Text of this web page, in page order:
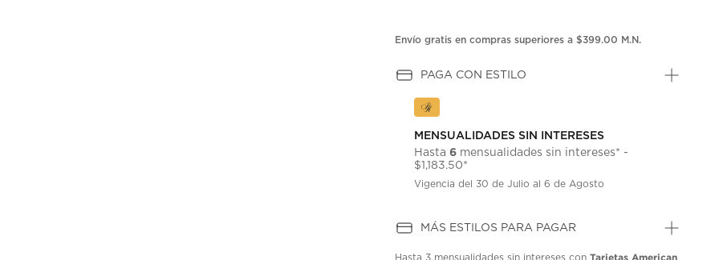
Envío gratis en compras superiores a $399.00 M.N.
PAGA CON ESTILO
MENSUALIDADES SIN INTERESES
Hasta6 mensualidades sin intereses* -
$1,183.50*
Vigencia del 30 de Julio al 6 de Agosto
MÁS ESTILOS PARA PAGAR
Hasta 3 mensualidades sin intereses conTarjetas American